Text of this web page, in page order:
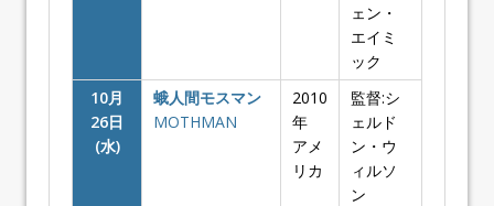
ェン・
エイミ
ック
10月
26日
(水)
蛾人間モスマン
MOTHMAN
2010
年
アメ
リカ
監督:シ
ェルド
ン・ウ
ィルソ
ン